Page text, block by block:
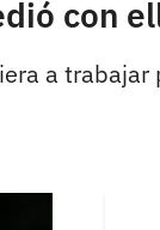
con
a